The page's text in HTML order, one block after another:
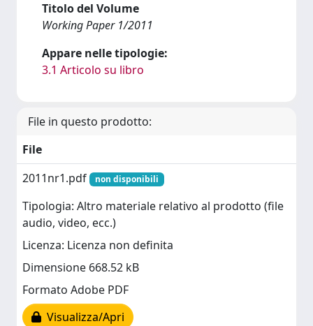
Titolo del Volume
Working Paper 1/2011
Appare nelle tipologie:
3.1 Articolo su libro
File in questo prodotto:
File
2011nr1.pdf
non disponibili
Tipologia: Altro materiale relativo al prodotto (file
audio, video, ecc.)
Licenza: Licenza non definita
Dimensione 668.52 kB
Formato Adobe PDF
Visualizza/Apri